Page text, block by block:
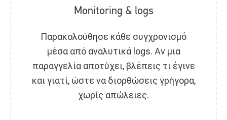
Monitoring & logs
Παρακολούθησε κάθε συγχρονισμό
μέσα από αναλυτικά logs. Αν μια
παραγγελία αποτύχει, βλέπεις τι έγινε
και γιατί, ώστε να διορθώσεις γρήγορα,
χωρίς απώλειες.